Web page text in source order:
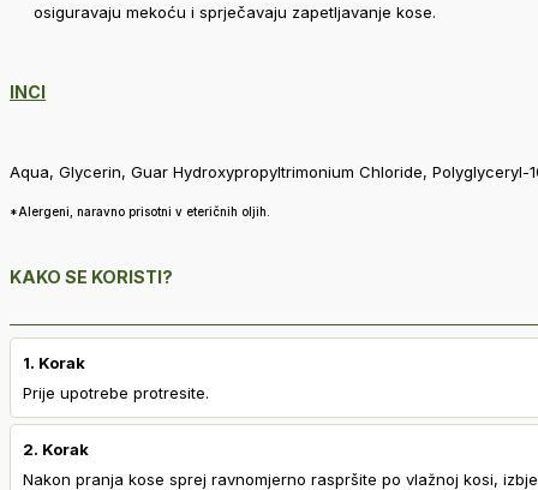
osiguravaju mekoću i sprječavaju zapetljavanje kose.
INCI
Aqua, Glycerin, Guar Hydroxypropyltrimonium Chloride,
*Alergeni, naravno prisotni v eteričnih oljih.
KAKO SE KORISTI?
1. Korak
Prije upotrebe protresite.
2. Korak
Nakon pranja kose sprej ravnomjerno raspršite po vlažnoj kosi,